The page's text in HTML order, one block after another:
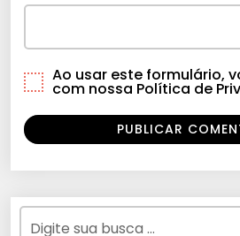
Ao usar este formulário,
com nossa Política de